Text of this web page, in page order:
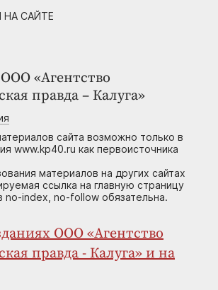
«Агентство
правда – Калуга»
сайта возможно только в
www.kp40.ru как первоисточника
материалов на других сайтах
ссылка на главную страницу
no-index, no-follow обязательна.
ООО «Агентство
правда - Калуга» и на
САЙТЕ